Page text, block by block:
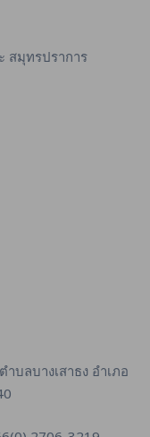
สมุทรปราการ
บลบางเสาธง อำเภอ